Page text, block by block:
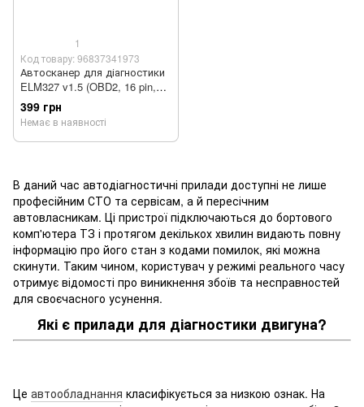
1
Код товару: 96837341973
Автосканер для діагностики
ELM327 v1.5 (OBD2, 16 pin,
bluetooth, 2 плати)
399 грн
Немає в наявності
В даний час автодіагностичні прилади доступні не лише
професійним СТО та сервісам, а й пересічним
автовласникам. Ці пристрої підключаються до бортового
комп'ютера ТЗ і протягом декількох хвилин видають повну
інформацію про його стан з кодами помилок, які можна
скинути. Таким чином, користувач у режимі реального часу
отримує відомості про виникнення збоїв та несправностей
для своєчасного усунення.
Які є прилади для діагностики двигуна?
Це автообладнання класифікується за низкою ознак. На